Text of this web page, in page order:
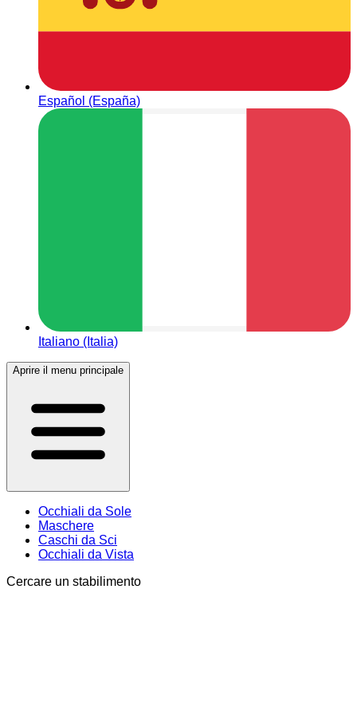
Español (España)
Italiano (Italia)
Aprire il menu principale
Occhiali da Sole
Maschere
Caschi da Sci
Occhiali da Vista
Cercare un stabilimento